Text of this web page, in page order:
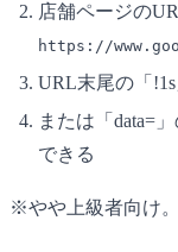
店舗ページの
https://
URL末尾の「
または「data=
できる
※やや上級者向け